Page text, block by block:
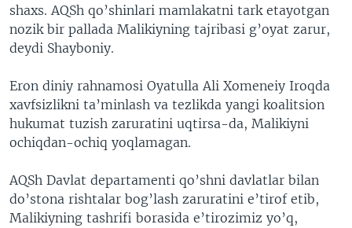
shaxs. AQSh qo’shinlari mamlakatni tark etayotgan
nozik bir pallada Malikiyning tajribasi g’oyat zarur,
deydi Shayboniy.
Eron diniy rahnamosi Oyatulla Ali Xomeneiy Iroqda
xavfsizlikni ta’minlash va tezlikda yangi koalitsion
hukumat tuzish zaruratini uqtirsa-da, Malikiyni
ochiqdan-ochiq yoqlamagan.
AQSh Davlat departamenti qo’shni davlatlar bilan
do’stona rishtalar bog’lash zaruratini e’tirof etib,
Malikiyning tashrifi borasida e’tirozimiz yo’q,